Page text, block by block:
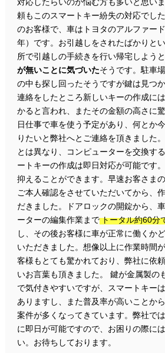
頼もこのスマートキー紛失の対応でし
のお客様で、車はトヨタのアルファー
年）です。お引越しをされたばかりと
所で引越しの手続きを行い帰宅しようと
が無いことに気づいたそうです。駐車
の中も探し回ったそうですが鍵は見つ
連絡をしたところ新しいキーの作成に
かると言われ、またその金額の高さに
日仕事で車を使う予定があり、何とか
りたいと弊社へとご連絡を頂きました
とは異なり、コンピューターを交換す
ートキーの作成は即日対応が可能です
抑えることができます。早速お客さま
ご本人確認をさせていただいてから、
だきました。ドアロックの開錠から、
ーターの編集作業までトータル約60分
し、その後お客様に車が正常に働くか
いただきました。想像以上に作業時間
客様もとても驚かれており、弊社に依
いお言葉も頂きました。 鍵が金属製の
で気付きやすいですが、スマートキー
ありますし、また普及率が高いことか
案件が多くなってきています。弊社で
に即日が可能ですので、お困りの際に
い。お待ちしております。